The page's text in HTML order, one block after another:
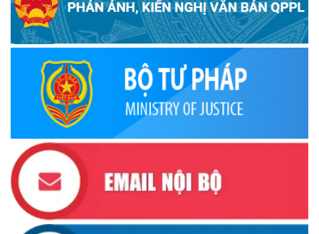
hoàn thiện quy trình bầu cử
(30/10/2025)
Quyết định ban hành danh sách thành viên Hội đồng phối
hợp phổ biến, giáo dục pháp luật tỉnh Đắk Lắk
(22/10/2025)
Đắk Lắk triển khai Cuộc vận động “Toàn dân rèn luyện
thân thể theo gương Bác Hồ vĩ đại” giai đoạn 2026-2030
(13/10/2025)
Ủy ban Mặt trận Tổ quốc Việt Nam tỉnh kêu gọi vận động
ủng hộ đồng bào khắc phục thiệt hại do bão số 10 gây ra